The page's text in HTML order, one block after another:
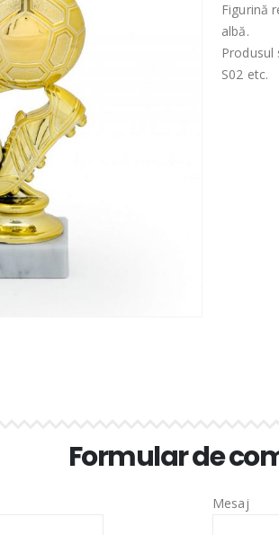
Figurină
albă.
S02 etc.
Formular de
Mesaj